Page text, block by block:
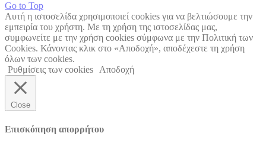
Go to Top
Αυτή η ιστοσελίδα χρησιμοποιεί cookies για να βελτιώσουμε την
εμπειρία του χρήστη. Με τη χρήση της ιστοσελίδας μας,
συμφωνείτε με την χρήση cookies σύμφωνα με την Πολιτική των
Cookies. Κάνοντας κλικ στο «Αποδοχή», αποδέχεστε τη χρήση
όλων των cookies.
Ρυθμίσεις των cookies Αποδοχή
Close
Επισκόπηση απορρήτου